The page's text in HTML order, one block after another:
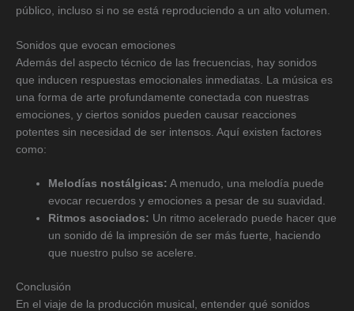
público, incluso si no se está reproduciendo a un alto volumen.
Sonidos que evocan emociones
Además del aspecto técnico de las frecuencias, hay sonidos
que inducen respuestas emocionales inmediatas. La música es
una forma de arte profundamente conectada con nuestras
emociones, y ciertos sonidos pueden causar reacciones
potentes sin necesidad de ser intensos. Aquí existen factores
como:
Melodías nostálgicas: A menudo, una melodía puede
evocar recuerdos y emociones a pesar de su suavidad.
Ritmos asociados: Un ritmo acelerado puede hacer que
un sonido dé la impresión de ser más fuerte, haciendo
que nuestro pulso se acelere.
Conclusión
En el viaje de la producción musical, entender qué sonidos